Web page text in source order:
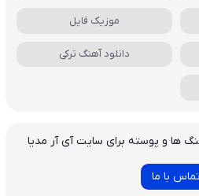
موزیک فایل
دانلود آهنگ ترکی
ها و پوسته برای سایت آی آر مدیا
تماس با ما